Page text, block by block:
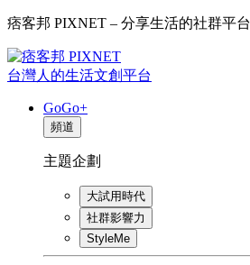
痞客邦 PIXNET – 分享生活的社群平台
台灣人的生活文創平台
GoGo+
頻道
主題企劃
大試用時代
社群影響力
StyleMe